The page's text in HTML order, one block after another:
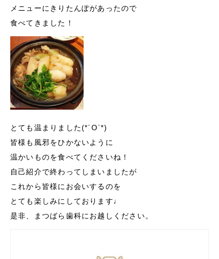
メニューにきりたんぽがあったので
食べてきました！
とても温まりました(*´O`*)
皆様も風邪をひかないように
温かいものを食べてくださいね！
自己紹介で終わってしまいましたが
これから皆様にお会いするのを
とても楽しみにしております♩
是非、まつばら歯科にお越しください。